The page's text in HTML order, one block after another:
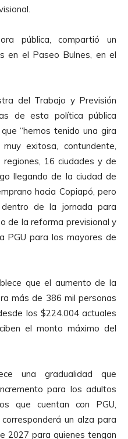
pública, compartió un
en el Paseo Bulnes, en el
del Trabajo y Previsión
de esta política pública
“hemos tenido una gira
exitosa, contundente,
16 ciudades y de
llegando de la ciudad de
hacia Copiapó, pero
de la jornada para
de la reforma previsional y
PGU para los mayores de
que el aumento de la
más de 386 mil personas
los $224.004 actuales
el monto máximo del
una gradualidad que
para los adultos
que cuentan con PGU,
un alza para
2027 para quienes tengan